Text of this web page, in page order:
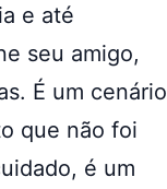
e até
seu amigo,
É um cenário
que não foi
é um